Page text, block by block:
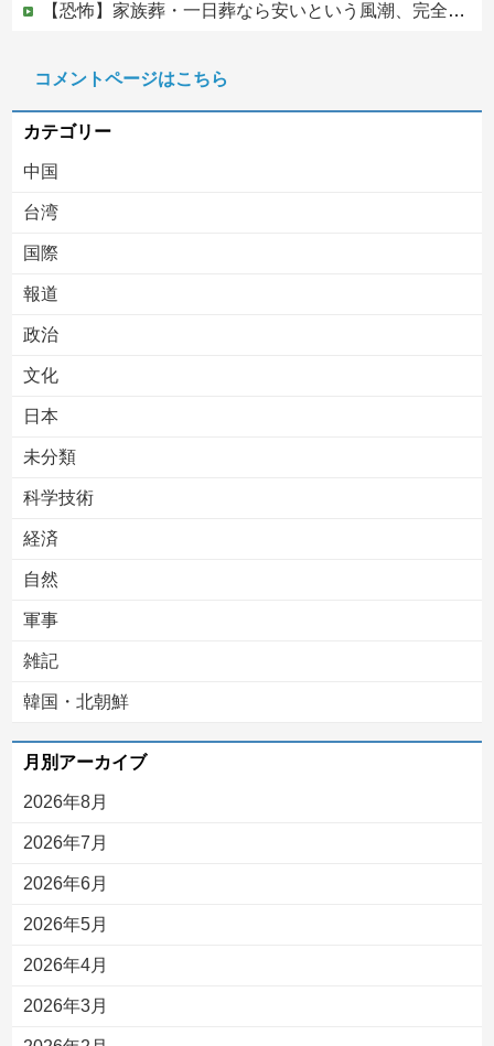
【恐怖】家族葬・一日葬なら安いという風潮、完全に嘘だった・・・・
中国の海水浴場の映像があまりにも・・・
コメントページはこちら
カテゴリー
中国
台湾
国際
報道
政治
文化
日本
未分類
科学技術
経済
自然
軍事
雑記
韓国・北朝鮮
月別アーカイブ
2026年8月
2026年7月
2026年6月
2026年5月
2026年4月
2026年3月